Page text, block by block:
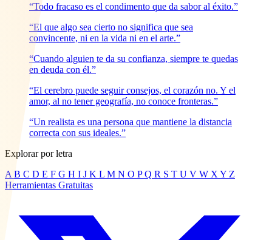
“Todo fracaso es el condimento que da sabor al éxito.”
“El que algo sea cierto no significa que sea
convincente, ni en la vida ni en el arte.”
“Cuando alguien te da su confianza, siempre te quedas
en deuda con él.”
“El cerebro puede seguir consejos, el corazón no. Y el
amor, al no tener geografía, no conoce fronteras.”
“Un realista es una persona que mantiene la distancia
correcta con sus ideales.”
Explorar por letra
A B C D E F G H I J K L M N O P Q R S T U V W X Y Z
Herramientas Gratuitas